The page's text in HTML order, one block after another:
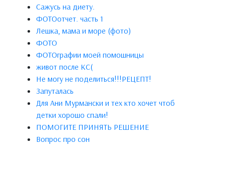
Сажусь на диету.
ФОТОотчет. часть 1
Лешка, мама и море (фото)
ФОТО
ФОТОграфии моей помошницы
живот после КС(
Не могу не поделиться!!!РЕЦЕПТ!
Запуталась
Для Ани Мурмански и тех кто хочет чтоб
детки хорошо спали!
ПОМОГИТЕ ПРИНЯТЬ РЕШЕНИЕ
Вопрос про сон